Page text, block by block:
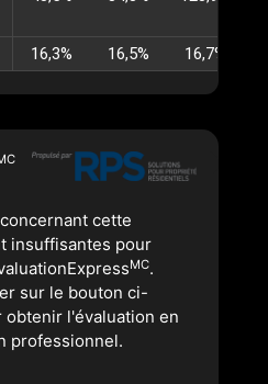
16,3% 16,5% 16,7%
cette
insuffisantes pour
MC.
sur le bouton ci-
obtenir l'évaluation en
professionnel.